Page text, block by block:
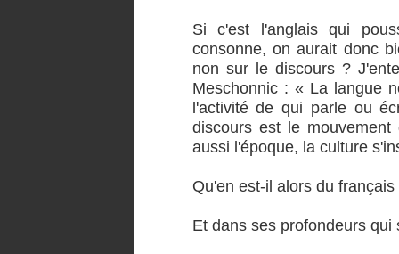
Si c'est l'anglais qui
consonne, on aurait donc
non sur le discours ?
Meschonnic : « La langue
l'activité de qui parle ou
discours est le
aussi l'époque, la culture
Qu'en est-il alors du français
Et dans ses profondeurs